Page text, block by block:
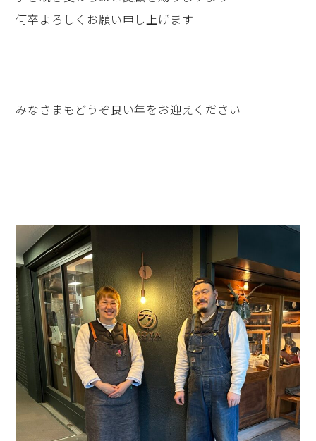
何卒よろしくお願い申し上げます
みなさまもどうぞ良い年をお迎えください